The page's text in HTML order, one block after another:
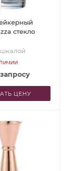
стекло
ЦЕНУ